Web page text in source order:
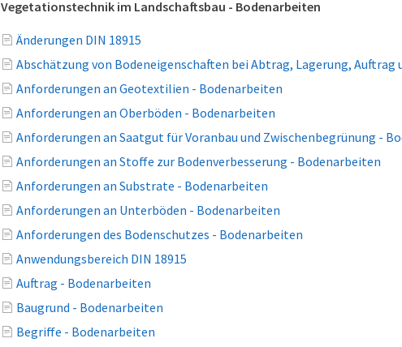
Vegetationstechnik im Landschaftsbau - Bodenarbeiten
Änderungen DIN 18915
Abschätzung von Bodeneigenschaften bei Abtrag, Lagerung, Auftrag
Anforderungen an Geotextilien - Bodenarbeiten
Anforderungen an Oberböden - Bodenarbeiten
Anforderungen an Saatgut für Voranbau und Zwischenbegrünung -
Anforderungen an Stoffe zur Bodenverbesserung - Bodenarbeiten
Anforderungen an Substrate - Bodenarbeiten
Anforderungen an Unterböden - Bodenarbeiten
Anforderungen des Bodenschutzes - Bodenarbeiten
Anwendungsbereich DIN 18915
Auftrag - Bodenarbeiten
Baugrund - Bodenarbeiten
Begriffe - Bodenarbeiten